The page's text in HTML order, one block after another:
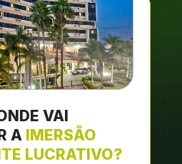
VAI
A IMERSÃO
LUCRATIVO?